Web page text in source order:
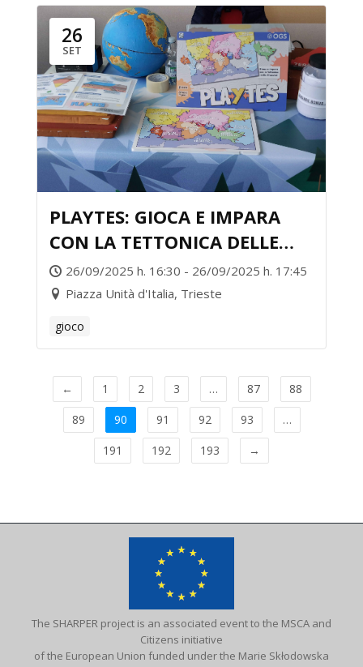
26
SET
PLAYTES: GIOCA E IMPARA
CON LA TETTONICA DELLE
PLACCHE
26/09/2025 h. 16:30 - 26/09/2025 h. 17:45
Piazza Unità d'Italia, Trieste
gioco
← 1 2 3 … 87
88
89
90 91 92 93
…
191
192 193 →
The SHARPER project is an associated event to the MSCA and
Citizens initiative
of the European Union funded under the Marie Skłodowska